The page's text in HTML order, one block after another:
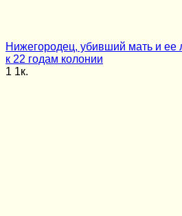
Нижегородец, убивший мать и ее
к 22 годам колонии
1 1к.